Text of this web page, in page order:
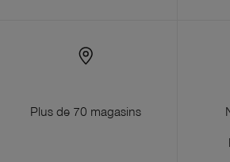
Plus de 70 magasins